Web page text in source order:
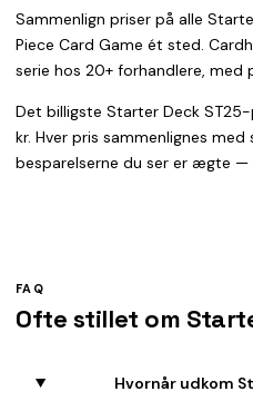
Sammenlign priser på alle
Piece Card Game ét sted.
serie hos 20+ forhandlere,
Det billigste Starter Deck
kr. Hver pris sammenlignes med
besparelserne du ser er ægte
FAQ
Ofte stillet om
Hvornår udkom